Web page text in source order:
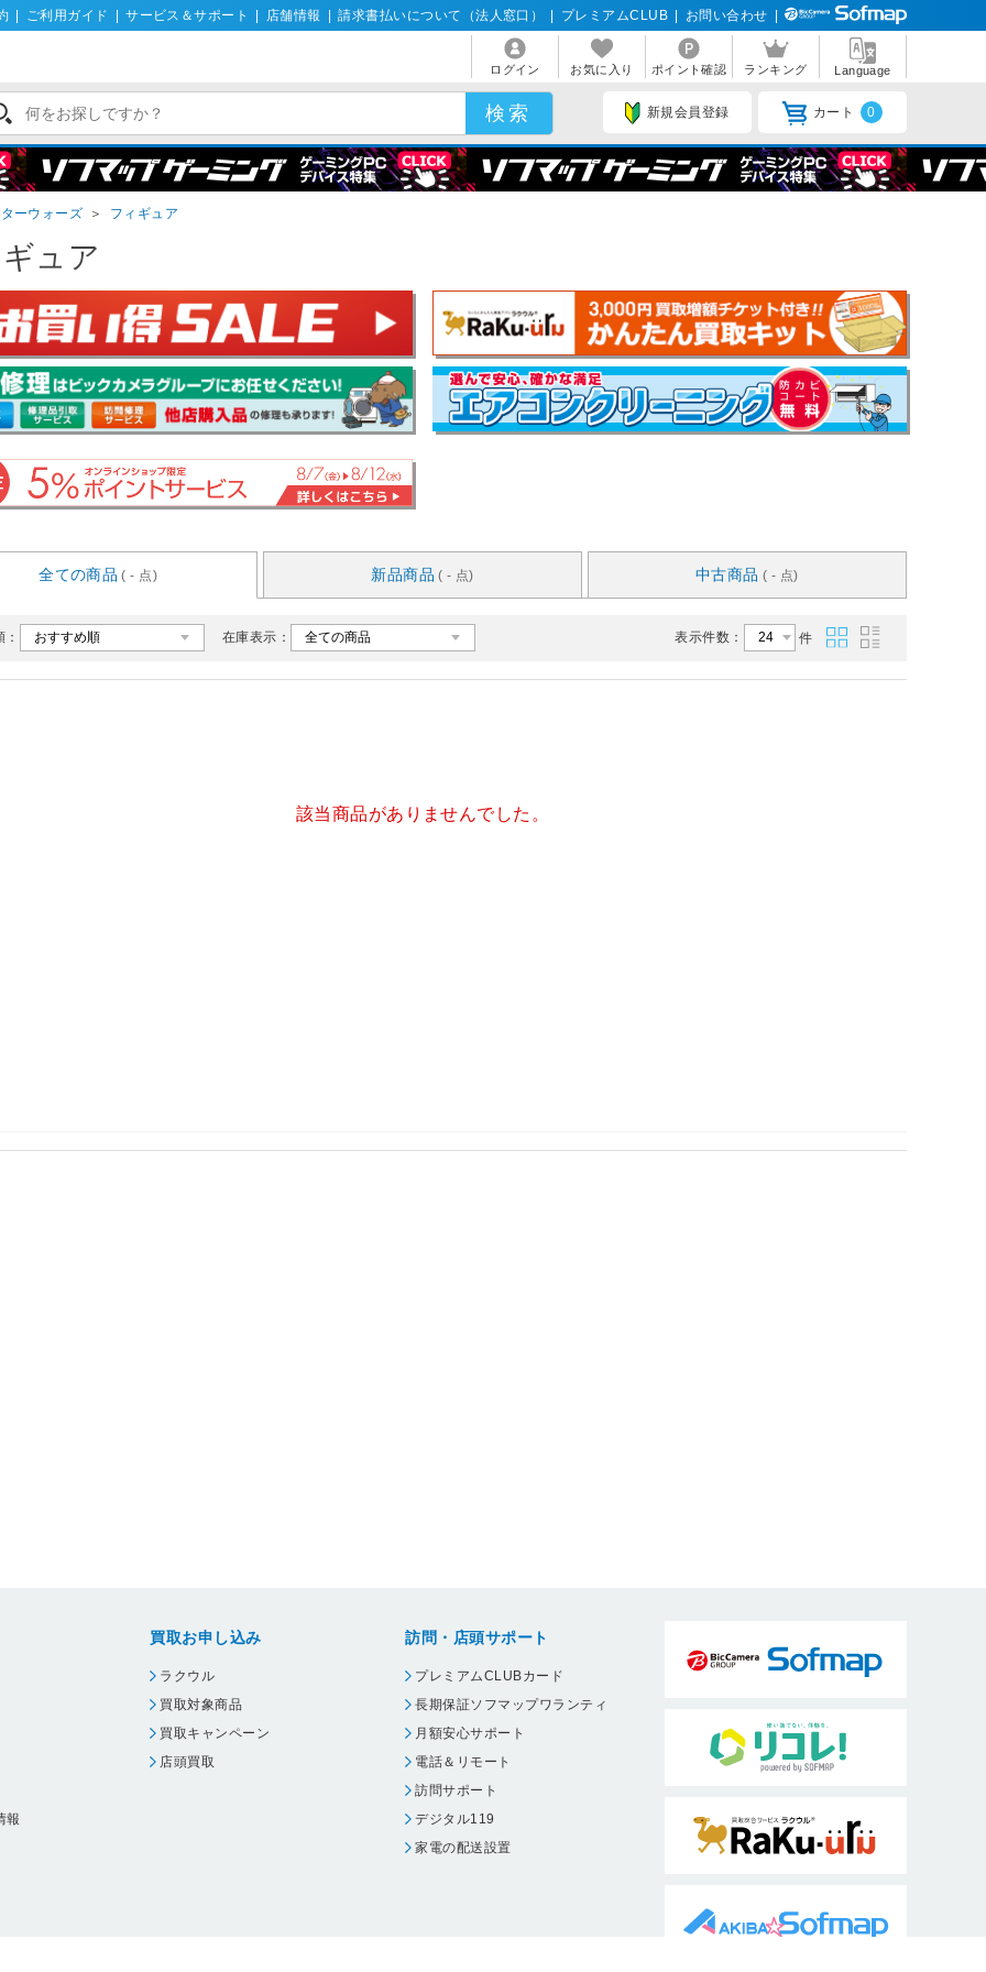
ご利用ガイド サービス＆サポート 店舗情報 請求書払いについて（法人窓口） プレミアムCLUB お問い合わせ
ログイン お気に入り ポイント確認 ランキング Language
新規会員登録 カート 0
ーウォーズ ＞ フィギュア
ュア
全ての商品 ( - 点) 新品商品 ( - 点) 中古商品 ( - 点)
在庫表示： 表示件数： 件
該当商品がありませんでした。
報
買取お申し込み
ラクウル
買取対象商品
買取キャンペーン
店頭買取
訪問・店頭サポート
プレミアムCLUBカード
長期保証ソフマップワランティ
月額安心サポート
電話＆リモート
訪問サポート
デジタル119
家電の配送設置